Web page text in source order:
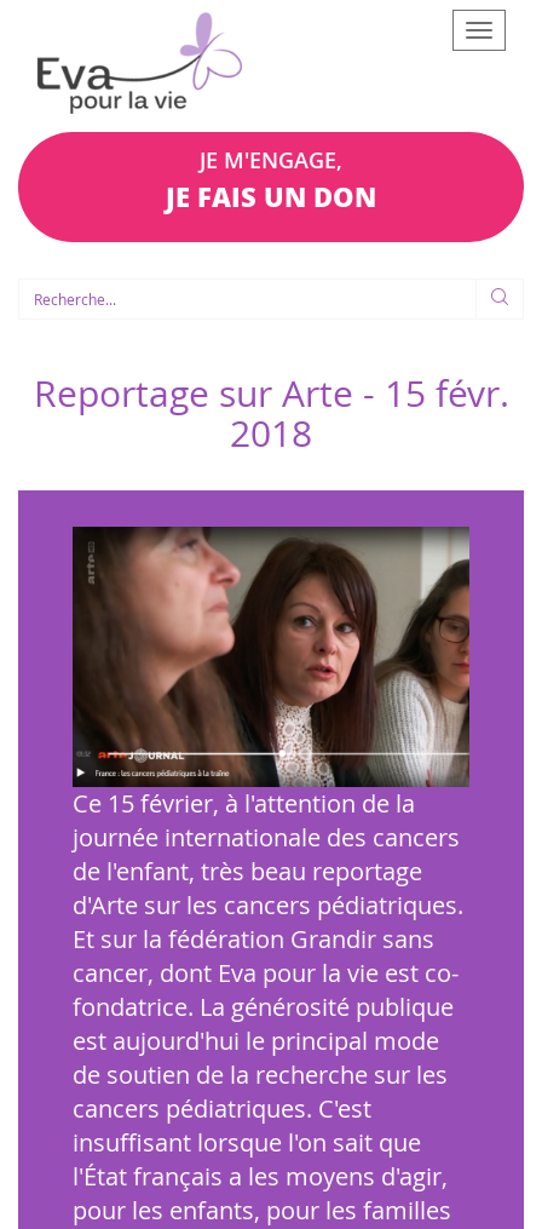
Afficher
le
JE M'ENGAGE,
JE FAIS UN DON
Reportage sur Arte - 15 févr.
2018
Ce 15 février, à l'attention de la
journée internationale des cancers
de l'enfant, très beau reportage
d'Arte sur les cancers pédiatriques.
Et sur la fédération Grandir sans
cancer, dont Eva pour la vie est co-
fondatrice. La générosité publique
est aujourd'hui le principal mode
de soutien de la recherche sur les
cancers pédiatriques. C'est
insuffisant lorsque l'on sait que
l'État français a les moyens d'agir,
pour les enfants, pour les familles